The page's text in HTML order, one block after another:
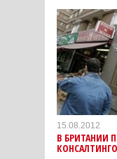
15.08.2012
В БРИТАНИИ